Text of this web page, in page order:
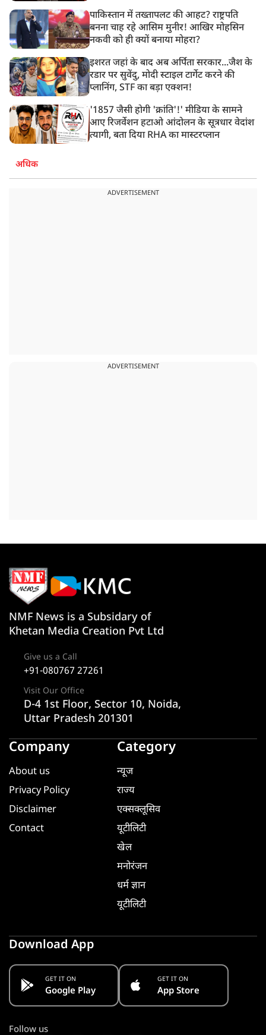
पाकिस्तान में तख्तापलट की आहट? राष्ट्रपति
बनना चाह रहे आसिम मुनीर! आखिर मोहसिन
नकवी को ही क्यों बनाया मोहरा?
इशरत जहां के बाद अब अर्पिता सरकार...जैश के
रडार पर सुवेंदु, मोदी स्टाइल टार्गेट करने की
प्लानिंग, STF का बड़ा एक्शन!
'1857 जैसी होगी 'क्रांति'!' मीडिया के सामने
आए रिजर्वेशन हटाओ आंदोलन के सूत्रधार वेदांश
त्यागी, बता दिया RHA का मास्टरप्लान
अधिक
ADVERTISEMENT
ADVERTISEMENT
NMF News is a Subsidary of
Khetan Media Creation Pvt Ltd
Give us a Call
+91-080767 27261
Visit Our Office
D-4 1st Floor, Sector 10, Noida,
Uttar Pradesh 201301
Company
About us
Privacy Policy
Disclaimer
Contact
Category
न्यूज
राज्य
एक्सक्लूसिव
यूटीलिटी
खेल
मनोरंजन
धर्म ज्ञान
यूटीलिटी
Download App
GET IT ON
Google Play
GET IT ON
App Store
Follow us